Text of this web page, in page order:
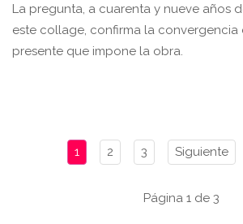
La pregunta, a cuarenta y nueve años
este collage, confirma la convergencia
presente que impone la obra.
1 2 3 Siguiente
Página 1 de 3